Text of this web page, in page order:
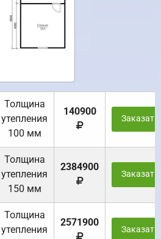
Толщина
утепления
100 мм
140900
Заказать
Толщина
утепления
150 мм
2384900
Заказать
Толщина
утепления
2571900
Заказать